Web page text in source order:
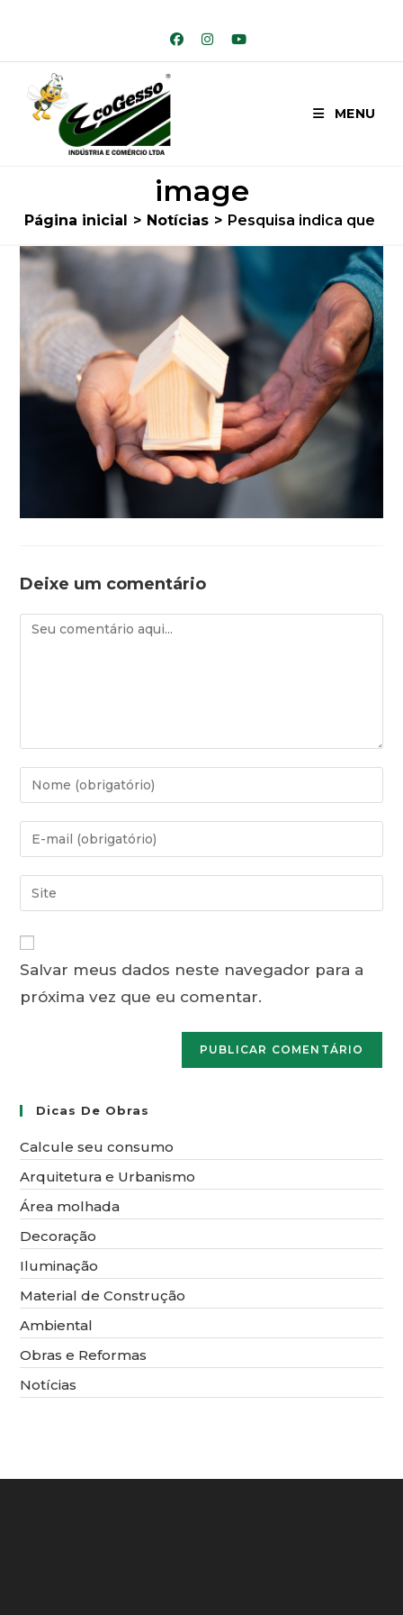
conteúdo
MENU
image
Página inicial > Notícias > Pesquisa indica que
Deixe um comentário
Comentário
Digite
seu
nome
ou
de
usuário
para
Digite
seu
endereço
de
para
comentar
Digite
o
do
seu
site
Salvar meus dados neste navegador para a
próxima vez que eu comentar.
Dicas De Obras
Calcule seu consumo
Arquitetura e Urbanismo
Área molhada
Decoração
Iluminação
Material de Construção
Ambiental
Obras e Reformas
Notícias